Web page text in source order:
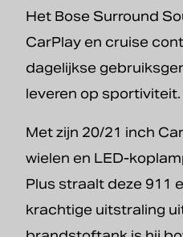
Het Bose Surround
CarPlay en cruise
dagelijkse
leveren op sportiviteit.
Met zijn 20/21 inch
wielen en LED-
Plus straalt deze 911
krachtige uitstraling